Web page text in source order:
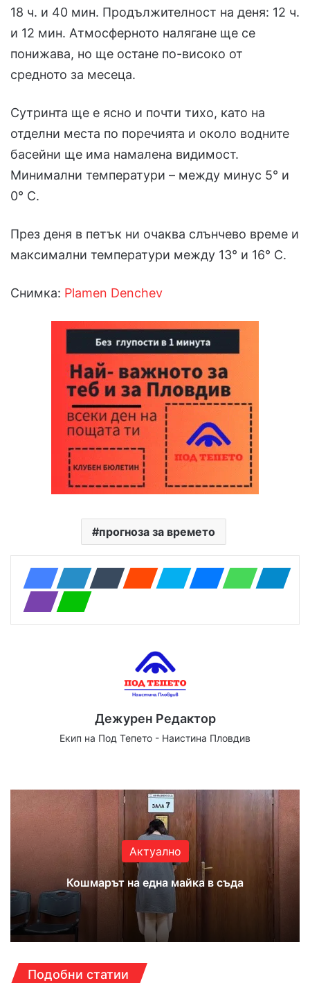
18 ч. и 40 мин. Продължителност на деня: 12 ч.
и 12 мин. Атмосферното налягане ще се
понижава, но ще остане по-високо от
средното за месеца.
Сутринта ще е ясно и почти тихо, като на
отделни места по поречията и около водните
басейни ще има намалена видимост.
Минимални температури – между минус 5° и
0° С.
През деня в петък ни очаква слънчево време и
максимални температури между 13° и 16° С.
Снимка: Plamen Denchev
прогноза за времето
Дежурен Редактор
Екип на Под Тепето - Наистина Пловдив
Актуално
Кошмарът на една майка в съда
Подобни статии